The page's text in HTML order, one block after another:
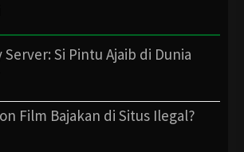
Server: Si Pintu Ajaib di Dunia
Film Bajakan di Situs Ilegal?